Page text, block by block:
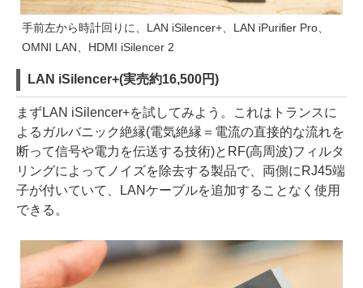
手前左から時計回りに、LAN iSilencer+、LAN iPurifier Pro、
OMNI LAN、HDMI iSilencer 2
LAN iSilencer+(実売約16,500円)
まずLAN iSilencer+を試してみよう。これはトランスに
よるガルバニック絶縁(電気絶縁＝電流の直接的な流れを
断って信号や電力を伝送する技術)とRF(高周波)フィルタ
リングによってノイズを除去する製品で、両側にRJ45端
子が付いていて、LANケーブルを追加することなく使用
できる。